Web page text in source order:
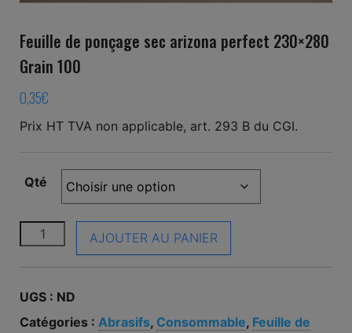
Feuille de ponçage sec arizona perfect 230×280
Grain 100
0,35€
Prix HT TVA non applicable, art. 293 B du CGI.
Qté
quantité de Feuille de ponçage sec arizona perfect
AJOUTER AU PANIER
UGS : ND
Catégories : Abrasifs, Consommable, Feuille de